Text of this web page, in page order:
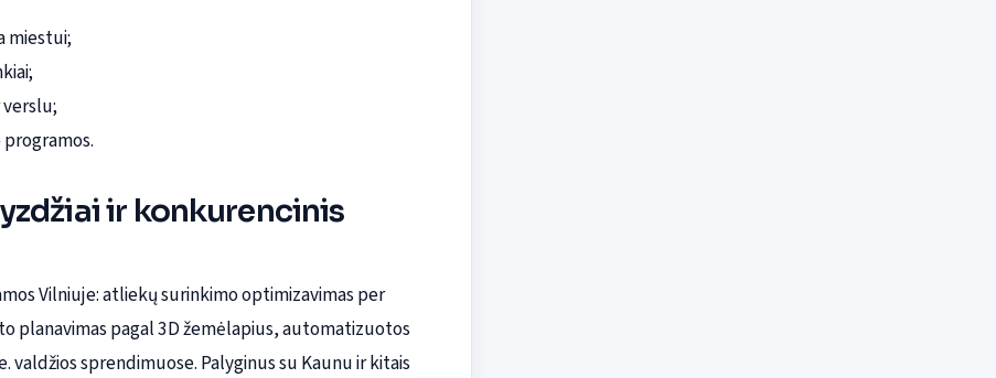
miestui;
ir konkurencinis
Vilniuje: atliekų surinkimo optimizavimas per
planavimas pagal 3D žemėlapius, automatizuotos
sprendimuose. Palyginus su Kaunu ir kitais